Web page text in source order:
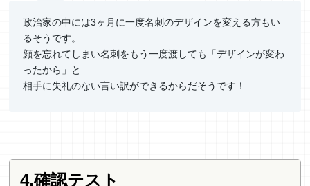
政治家の中には3ヶ月に一度名刺のデザインを変える方もい
るそうです。
顔を忘れてしまい名刺をもう一度渡しても「デザインが変わ
ったから」と
相手に失礼のない言い訳ができるからだそうです！
4.確認テスト